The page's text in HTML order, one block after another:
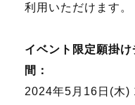
利用いただけます。
イベント限定願掛
間：
2024年5月16日(木)